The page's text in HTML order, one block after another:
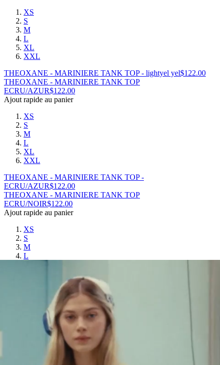
XS
S
M
L
XL
XXL
THEOXANE - MARINIERE TANK TOP - lightyel yel$122.00
THEOXANE - MARINIERE TANK TOP
ECRU/AZUR$122.00
Ajout rapide au panier
XS
S
M
L
XL
XXL
THEOXANE - MARINIERE TANK TOP -
ECRU/AZUR$122.00
THEOXANE - MARINIERE TANK TOP
ECRU/NOIR$122.00
Ajout rapide au panier
XS
S
M
L
THEOXANE - MARINIERE TANK TOP - ECRU/NOIR
THEOXANE - MARINIERE TANK TOP
ECRU/EPICE$ 122.00
Ajout rapide au panier